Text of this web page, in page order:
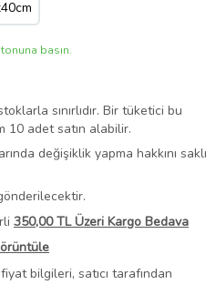
basın.
sınırlıdır. Bir tüketici bu
10 adet satın alabilir.
değişiklik yapma hakkını saklı
350,00 TL Üzeri Kargo Bedava
bilgileri, satıcı tarafından